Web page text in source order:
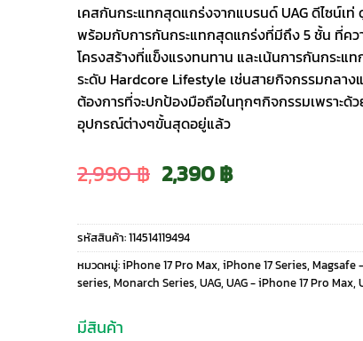
เคสกันกระแทกสุดแกร่งจากแบรนด์ UAG ดีไซน์เ
พร้อมกับการกันกระแทกสุดแกร่งที่มีถึง 5 ชั้น ที่คว
โครงสร้างที่แข็งแรงทนทาน และเน้นการกันกระแ
ระดับ Hardcore Lifestyle เช่นสายกิจกรรมกลา
ต้องการที่จะปกป้องมือถือในทุกๆกิจกรรมเพราะด้
อุปกรณ์ต่างๆขั้นสุดอยู่แล้ว
2,990฿ Original
price
was:
2,390฿Current
price
is:
รหัสสินค้า:114514119494
หมวดหมู่:iPhone 17 Pro Max, iPhone 17 Series, Magsafe
series, Monarch Series, UAG, UAG - iPhone 17 Pro Max,
มีสินค้า